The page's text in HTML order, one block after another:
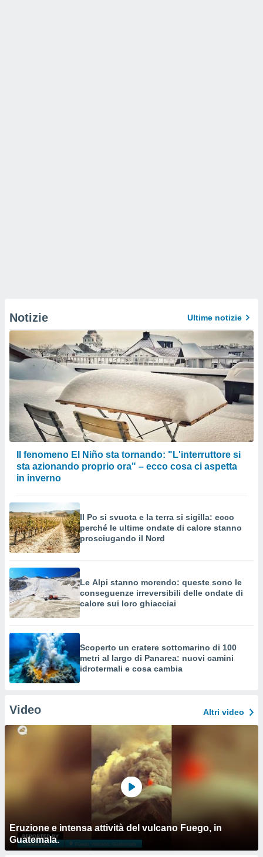
Notizie Ultime notizie
Il fenomeno El Niño sta tornando: "L'interruttore si
sta azionando proprio ora" – ecco cosa ci aspetta
in inverno
Il Po si svuota e la terra si sigilla: ecco
perché le ultime ondate di calore stanno
prosciugando il Nord
Le Alpi stanno morendo: queste sono le
conseguenze irreversibili delle ondate di
calore sui loro ghiacciai
Scoperto un cratere sottomarino di 100
metri al largo di Panarea: nuovi camini
idrotermali e cosa cambia
Video Altri video
Eruzione e intensa attività del vulcano Fuego, in
Guatemala.